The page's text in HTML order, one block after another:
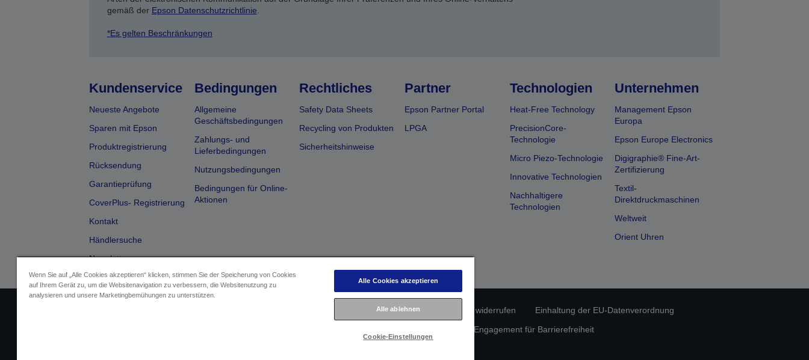
gemäß der Epson Datenschutzrichtlinie.
*Es gelten Beschränkungen
Kundenservice
Neueste Angebote
Sparen mit Epson
Produktregistrierung
Rücksendung
Garantieprüfung
CoverPlus- Registrierung
Kontakt
Händlersuche
Newsletter
Bedingungen
Allgemeine
Geschäftsbedingungen
Zahlungs- und
Lieferbedingungen
Nutzungsbedingungen
Bedingungen für Online-
Aktionen
Rechtliches
Safety Data Sheets
Recycling von Produkten
Sicherheitshinweise
Partner
Epson Partner Portal
LPGA
Technologien
Heat-Free Technology
PrecisionCore-
Technologie
Micro Piezo-Technologie
Innovative Technologien
Nachhaltigere
Technologien
Unternehmen
Management Epson
Europa
Epson Europe Electronics
Digigraphie® Fine-Art-
Zertifizierung
Textil-
Direktdruckmaschinen
Weltweit
Orient Uhren
Datenschutzrichtlinie Vertrag widerrufen
Einhaltung der EU-Datenverordnung
Epson Engagement für Barrierefreiheit
Wenn Sie auf „Alle Cookies akzeptieren“ klicken, stimmen Sie der Speicherung von Cookies
auf Ihrem Gerät zu, um die Websitenavigation zu verbessern, die Websitenutzung zu
analysieren und unsere Marketingbemühungen zu unterstützen.
Alle Cookies akzeptieren
Alle ablehnen
Cookie-Einstellungen